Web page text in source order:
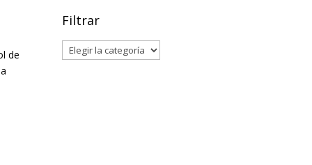
de
Filtrar
Filtrar